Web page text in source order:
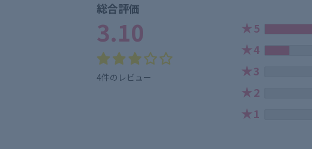
総合評価
3.10
4件のレビュー
★5
★4
★3
★2
★1